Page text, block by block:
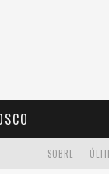
SOBRE